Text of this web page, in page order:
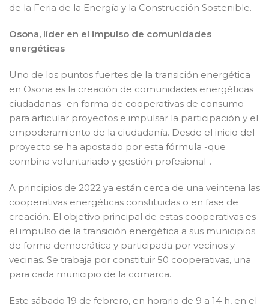
de la Feria de la Energía y la Construcción Sostenible.
Osona, líder en el impulso de comunidades
energéticas
Uno de los puntos fuertes de la transición energética
en Osona es la creación de comunidades energéticas
ciudadanas -en forma de cooperativas de consumo-
para articular proyectos e impulsar la participación y el
empoderamiento de la ciudadanía. Desde el inicio del
proyecto se ha apostado por esta fórmula -que
combina voluntariado y gestión profesional-.
A principios de 2022 ya están cerca de una veintena las
cooperativas energéticas constituidas o en fase de
creación. El objetivo principal de estas cooperativas es
el impulso de la transición energética a sus municipios
de forma democrática y participada por vecinos y
vecinas. Se trabaja por constituir 50 cooperativas, una
para cada municipio de la comarca.
Este sábado 19 de febrero, en horario de 9 a 14 h, en el